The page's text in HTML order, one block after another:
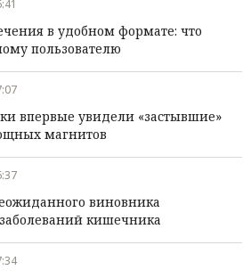
в удобном формате: что
пользователю
впервые увидели «застывшие»
магнитов
виновника
кишечника